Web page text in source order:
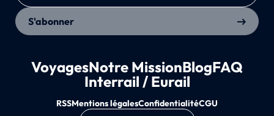
S'abonner
VoyagesNotre MissionBlogFAQ
Interrail / Eurail
RSSMentions légalesConfidentialitéCGU